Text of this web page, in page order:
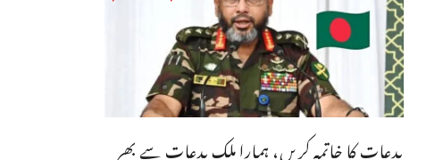
بدعات کا خاتمہ کریں، ہمارا ملک بدعات سے بھر